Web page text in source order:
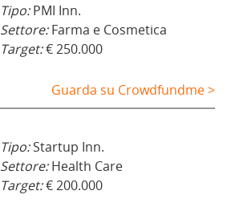
Tipo:PMI Inn.
Settore:Farma e Cosmetica
Target:€ 250.000
Guarda su Crowdfundme >
Tipo:Startup Inn.
Settore:Health Care
Target:€ 200.000